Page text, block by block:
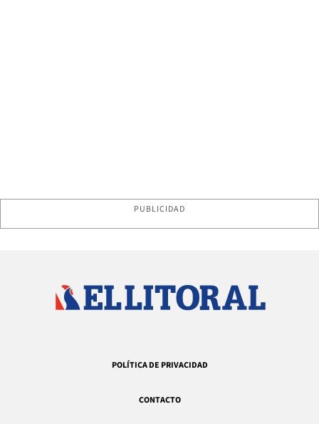
PUBLICIDAD
POLÍTICA DE PRIVACIDAD
CONTACTO